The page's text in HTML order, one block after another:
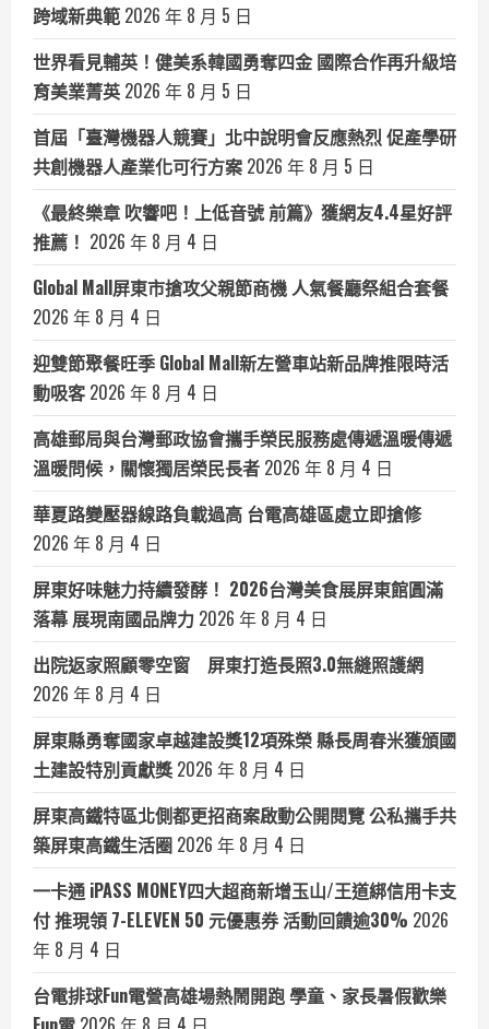
跨域新典範 2026 年 8 月 5 日
世界看見輔英！健美系韓國勇奪四金 國際合作再升級培
育美業菁英 2026 年 8 月 5 日
首屆「臺灣機器人競賽」北中說明會反應熱烈 促產學研
共創機器人產業化可行方案 2026 年 8 月 5 日
《最終樂章 吹響吧！上低音號 前篇》獲網友4.4星好評
推薦！ 2026 年 8 月 4 日
Global Mall屏東市搶攻父親節商機 人氣餐廳祭組合套餐
2026 年 8 月 4 日
迎雙節聚餐旺季 Global Mall新左營車站新品牌推限時活
動吸客 2026 年 8 月 4 日
高雄郵局與台灣郵政協會攜手榮民服務處傳遞溫暖傳遞
溫暖問候，關懷獨居榮民長者 2026 年 8 月 4 日
華夏路變壓器線路負載過高 台電高雄區處立即搶修
2026 年 8 月 4 日
屏東好味魅力持續發酵！ 2026台灣美食展屏東館圓滿
落幕 展現南國品牌力 2026 年 8 月 4 日
出院返家照顧零空窗 屏東打造長照3.0無縫照護網
2026 年 8 月 4 日
屏東縣勇奪國家卓越建設獎12項殊榮 縣長周春米獲頒國
土建設特別貢獻獎 2026 年 8 月 4 日
屏東高鐵特區北側都更招商案啟動公開閱覽 公私攜手共
築屏東高鐵生活圈 2026 年 8 月 4 日
一卡通 iPASS MONEY四大超商新增玉山/王道綁信用卡支
付 推現領 7-ELEVEN 50 元優惠券 活動回饋逾30% 2026
年 8 月 4 日
台電排球Fun電營高雄場熱鬧開跑 學童、家長暑假歡樂